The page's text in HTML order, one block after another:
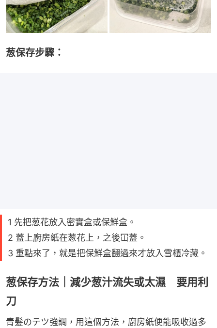
葱保存步驟：
1 先把葱花放入密實盒或保鮮盒。
2 蓋上廚房紙在葱花上，之後冚蓋。
3 重點來了，就是把保鮮盒翻過來才放入雪櫃冷藏。
葱保存方法｜減少葱汁流失或太濕 要用利
刀
青髪のテツ強調，用這個方法，廚房紙便能吸收過多